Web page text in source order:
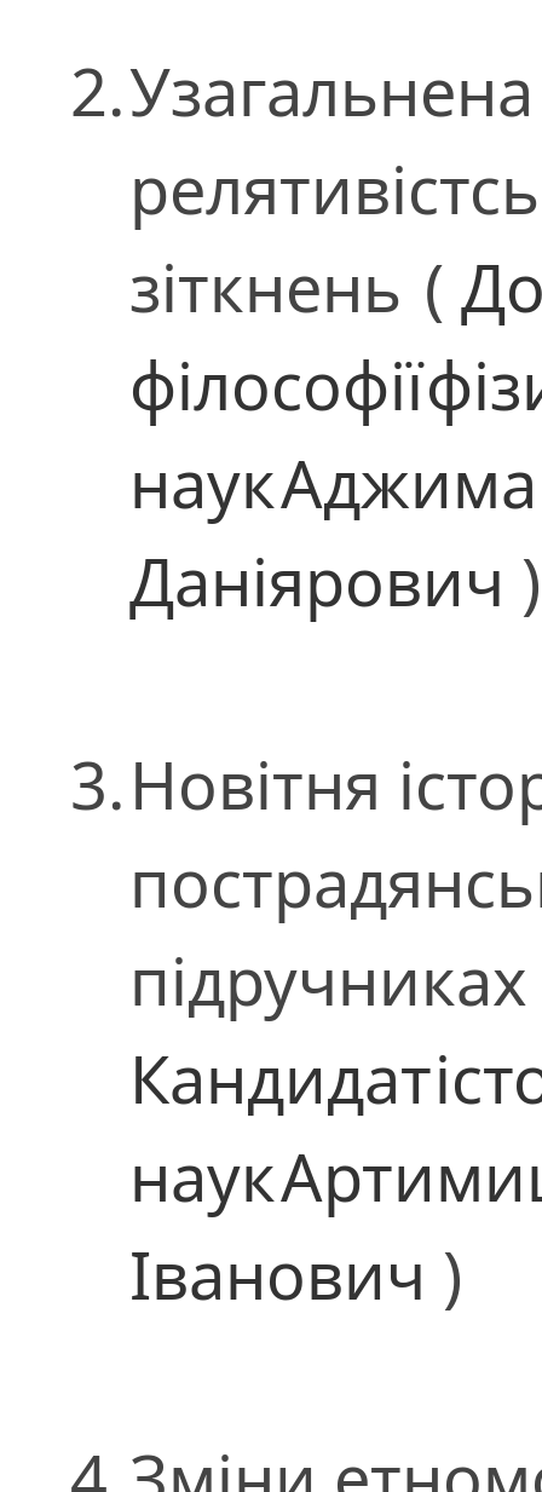
2.
зіткнень (
філософії
наук
Даніярович )
3.Новітня
Кандидат
наук
Іванович )